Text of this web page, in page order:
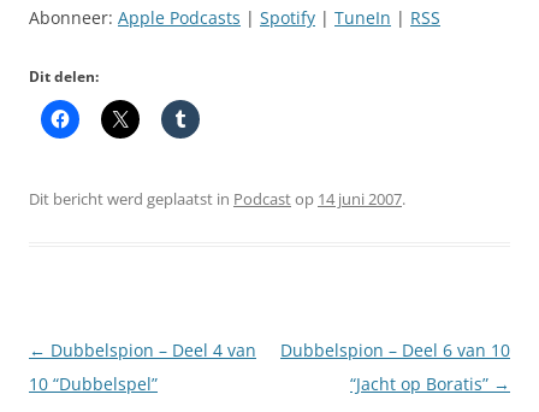
Abonneer: Apple Podcasts | Spotify | TuneIn | RSS
Dit delen:
Dit bericht werd geplaatst in Podcastop 14 juni 2007.
Berichtnavigatie
← Dubbelspion – Deel 4 van
10 “Dubbelspel”
Dubbelspion – Deel 6 van 10
“Jacht op Boratis” →